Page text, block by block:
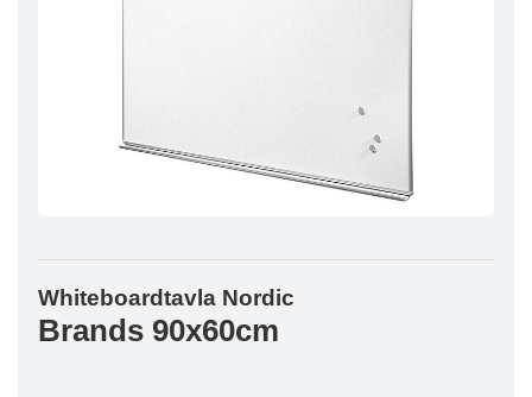
Whiteboardtavla Nordic
Brands 90x60cm